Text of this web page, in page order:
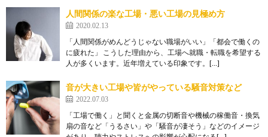
人間関係の楽な工場・悪い工場の見極め方
2020.02.13
「人間関係がめんどうじゃない職場がいい」「都会で働くの
に疲れた」 こうした理由から、工場へ就職・転職を希望する
人が多くいます。近年増えている印象です。[…]
音が大きい工場や皆がやっている騒音対策など
2022.07.03
「工場で働く」と聞くと金属の切断音や機械の稼働音・換気
扇の音など「うるさい」や「騒音が凄そう」などのイメージ